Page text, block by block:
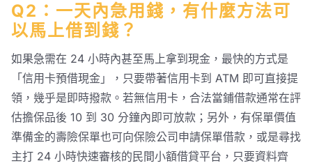
Q2：一天內急用錢，有什麼方法可
以馬上借到錢？
如果急需在 24 小時內甚至馬上拿到現金，最快的方式是
「信用卡預借現金」，只要帶著信用卡到 ATM 即可直接提
領，幾乎是即時撥款。若無信用卡，合法當鋪借款通常在評
估擔保品後 10 到 30 分鐘內即可放款；另外，有保單價值
準備金的壽險保單也可向保險公司申請保單借款，或是尋找
主打 24 小時快速審核的民間小額借貸平台，只要資料齊